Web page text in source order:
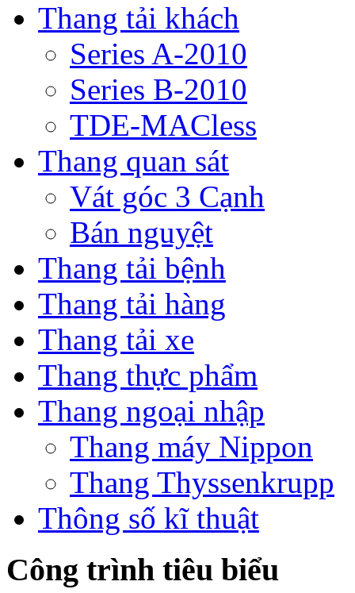
Thang tải khách
Series A-2010
Series B-2010
TDE-MACless
Thang quan sát
Vát góc 3 Cạnh
Bán nguyệt
Thang tải bệnh
Thang tải hàng
Thang tải xe
Thang thực phẩm
Thang ngoại nhập
Thang máy Nippon
Thang Thyssenkrupp
Thông số kĩ thuật
Công trình tiêu biểu